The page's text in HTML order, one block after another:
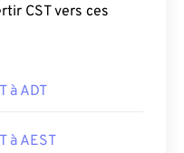
CST vers ces
à ADT
à AEST